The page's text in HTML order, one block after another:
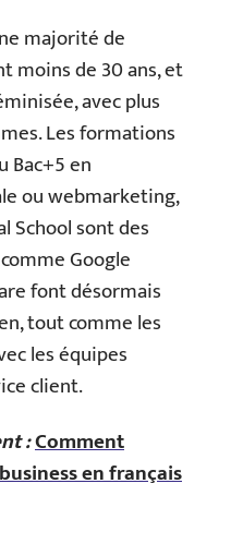
majorité de
moins de 30 ans, et
avec plus
Les formations
Bac+5 en
ou webmarketing,
School sont des
Google
font désormais
tout comme les
les équipes
client.
:Comment
en français